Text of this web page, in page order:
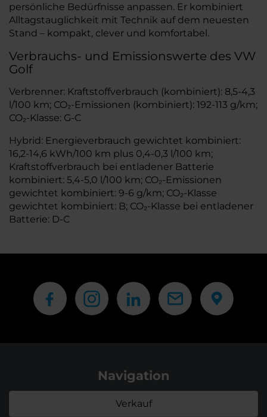
persönliche Bedürfnisse anpassen. Er kombiniert
Alltagstauglichkeit mit Technik auf dem neuesten
Stand – kompakt, clever und komfortabel.
Verbrauchs- und Emissionswerte des VW
Golf
Verbrenner: Kraftstoffverbrauch (kombiniert): 8,5-4,3
l/100 km; CO₂-Emissionen (kombiniert): 192-113 g/km;
CO₂-Klasse: G-C
Hybrid: Energieverbrauch gewichtet kombiniert:
16,2-14,6 kWh/100 km plus 0,4-0,3 l/100 km;
Kraftstoffverbrauch bei entladener Batterie
kombiniert: 5,4-5,0 l/100 km; CO₂-Emissionen
gewichtet kombiniert: 9-6 g/km; CO₂-Klasse
gewichtet kombiniert: B; CO₂-Klasse bei entladener
Batterie: D-C
Navigation
Verkauf